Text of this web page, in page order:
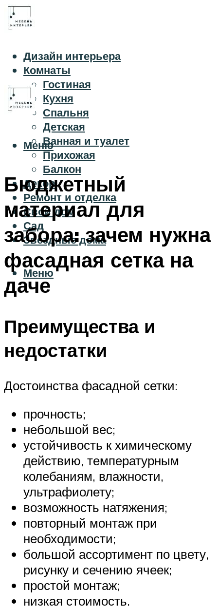
Дизайн интерьера
Комнаты
Гостиная
Кухня
Спальня
Детская
Ванная и туалет
Прихожая
Балкон
Декор
Ремонт и отделка
Свой дом
Сад
Звездные дома
Меню
Меню
Бюджетный
материал для
забора: зачем нужна
фасадная сетка на
даче
Преимущества и
недостатки
Достоинства фасадной сетки:
прочность;
небольшой вес;
устойчивость к химическому
действию, температурным
колебаниям, влажности,
ультрафиолету;
возможность натяжения;
повторный монтаж при
необходимости;
большой ассортимент по цвету,
рисунку и сечению ячеек;
простой монтаж;
низкая стоимость.